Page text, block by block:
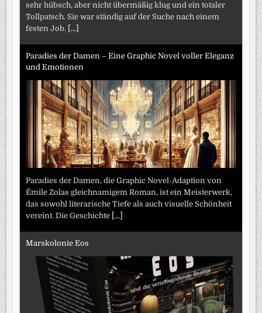
sehr hübsch, aber nicht übermäßig klug und ein totaler
Tollpatsch. Sie war ständig auf der Suche nach einem
festen Job. [...]
Paradies der Damen – Eine Graphic Novel voller Eleganz
und Emotionen
Paradies der Damen, die Graphic Novel-Adaption von
Émile Zolas gleichnamigem Roman, ist ein Meisterwerk,
das sowohl literarische Tiefe als auch visuelle Schönheit
vereint. Die Geschichte [...]
Marskolonie Eos